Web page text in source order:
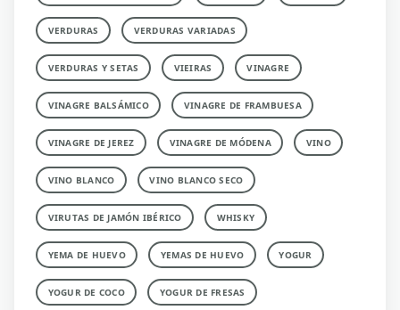
VERDURAS VERDURAS VARIADAS
VERDURAS Y SETAS VIEIRAS VINAGRE
VINAGRE BALSÁMICO VINAGRE DE FRAMBUESA
VINAGRE DE JEREZ VINAGRE DE MÓDENA VINO
VINO BLANCO VINO BLANCO SECO
VIRUTAS DE JAMÓN IBÉRICO WHISKY
YEMA DE HUEVO YEMAS DE HUEVO YOGUR
YOGUR DE COCO YOGUR DE FRESAS